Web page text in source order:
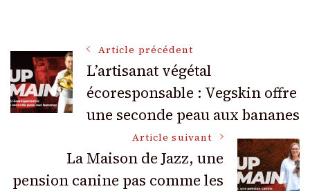
Navigation
des
articles
Article précédent
L’artisanat végétal
écoresponsable : Vegskin offre
une seconde peau aux bananes
Article suivant
La Maison de Jazz, une
pension canine pas comme les